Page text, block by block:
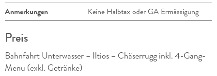
Anmerkungen
Keine Halbtax oder GA Ermässigung
Preis
Bahnfahrt Unterwasser – Iltios – Chäserrugg inkl. 4-Gang-
Menu (exkl. Getränke)